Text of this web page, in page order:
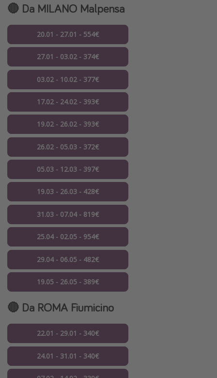
🔴 Da MILANO Malpensa
20.01 - 27.01 - 554€
27.01 - 03.02 - 374€
03.02 - 10.02 - 377€
17.02 - 24.02 - 393€
19.02 - 26.02 - 393€
26.02 - 05.03 - 372€
05.03 - 12.03 - 397€
19.03 - 26.03 - 428€
31.03 - 07.04 - 819€
25.04 - 02.05 - 954€
29.04 - 06.05 - 482€
19.05 - 26.05 - 389€
🔴 Da ROMA Fiumicino
22.01 - 29.01 - 340€
24.01 - 31.01 - 340€